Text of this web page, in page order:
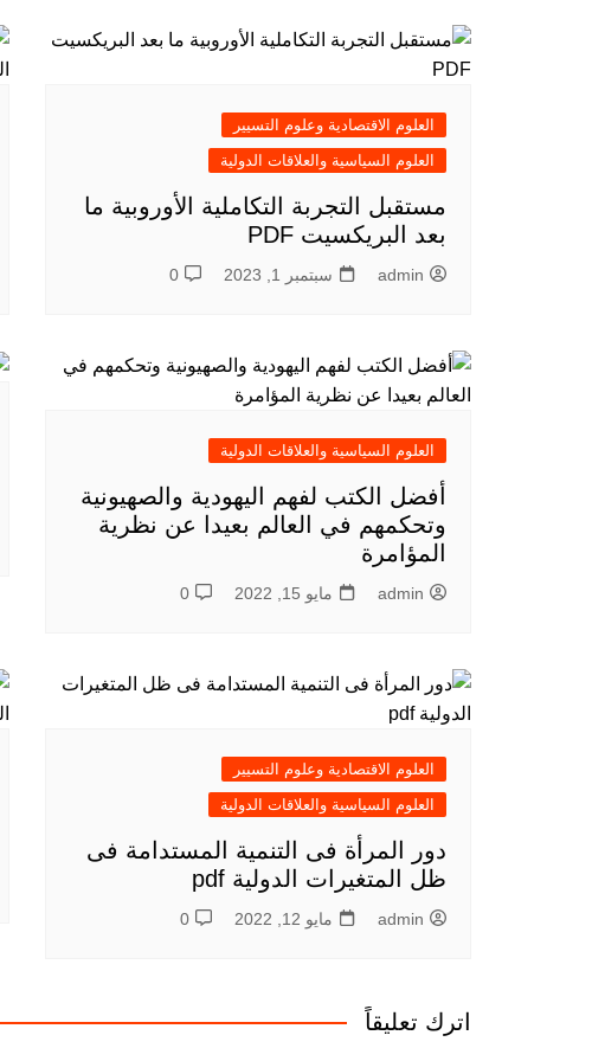
العلوم الاقتصادية وعلوم التسيير
العلوم السياسية والعلاقات الدولية
مستقبل التجربة التكاملية الأوروبية ما
بعد البريكسيت PDF
admin سبتمبر 1, 2023 0
العلوم السياسية والعلاقات الدولية
أفضل الكتب لفهم اليهودية والصهيونية
وتحكمهم في العالم بعيدا عن نظرية
المؤامرة
admin مايو 15, 2022 0
العلوم الاقتصادية وعلوم التسيير
العلوم السياسية والعلاقات الدولية
دور المرأة فى التنمية المستدامة فى
ظل المتغيرات الدولية pdf
admin مايو 12, 2022 0
اترك تعليقاً